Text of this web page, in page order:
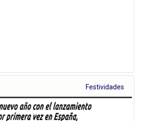
Festividades